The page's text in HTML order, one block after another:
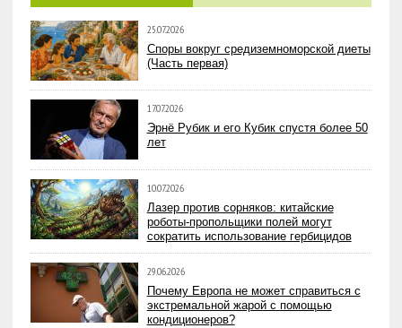
25.07.2026
Споры вокруг средиземноморской диеты
(Часть первая)
17.07.2026
Эрнё Рубик и его Кубик спустя более 50
лет
10.07.2026
Лазер против сорняков: китайские
роботы-пропольщики полей могут
сократить использование гербицидов
29.06.2026
Почему Европа не может справиться с
экстремальной жарой с помощью
кондиционеров?